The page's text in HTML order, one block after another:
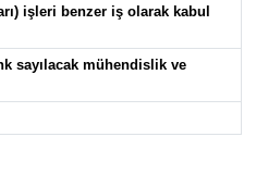
işleri benzer iş olarak kabul
sayılacak mühendislik ve